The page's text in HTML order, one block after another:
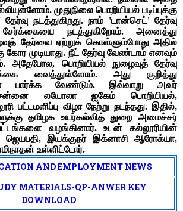
முதுநிலை பொறியியல் படிப்புக்கு
நடத்துகிறது. நாம் 'டான்செட்' தேர்வு
நடத்துகிறோம். அனைத்து
தேர்வை ஏற்றுக் கொள்ளும்போது அதில்
கோர முடியாது. நீட் தேர்வு வேண்டாம் எனவும்
அதேபோல, பொறியியல் நுழைவுத் தேர்வு
வைத்துள்ளோம். அது குறித்து
பார்க்க வேண்டும். இவ்வாறு அவர்
லயோலா ஐகேம் பொறியியல்,
பட்டமளிப்பு விழா நேற்று நடந்தது. இதில்,
தமிழக உயர்கல்வித் துறை அமைச்சர்
வழங்கினார். உடன் கல்லூரியின்
ஜெயபதி, இயக்குநர் இக்னாசி ஆரோக்யா,
உள்ளிட்டோர்.
AND EMPLOYMENT NEWS
MATERIALS-QP-ANWER KEY
DOWNLOAD